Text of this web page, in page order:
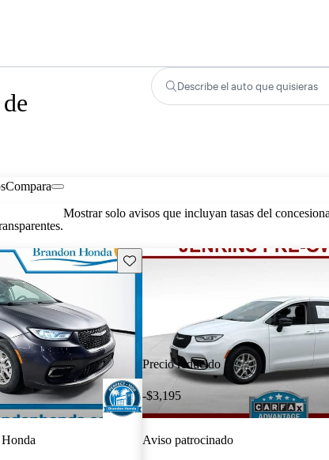
Describe el auto que quisieras
Compara
Mostrar solo avisos que incluyan tasas del
Guarda este Aviso
Precio reducido
-$3,195
Aviso patrocinado